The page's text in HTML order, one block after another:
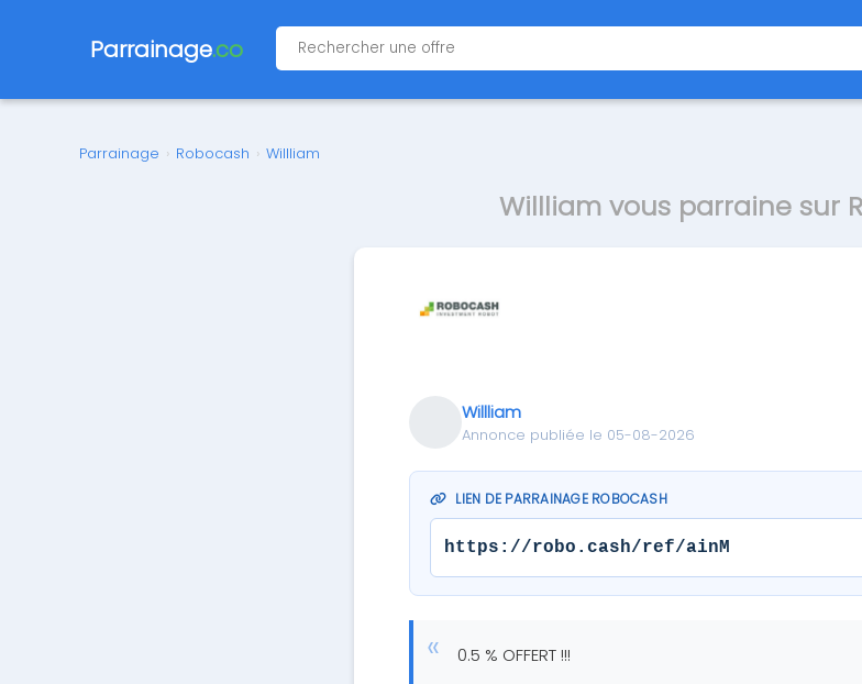
Parrainage.co
Parrainage › Robocash › Willliam
Willliam vous parraine sur
Willliam
Annonce publiée le 05-08-2026
LIEN DE PARRAINAGE ROBOCASH
https://robo.cash/ref/ainM
0.5 % OFFERT !!!